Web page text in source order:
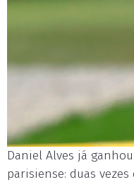
Daniel Alves já
parisiense: duas vezes